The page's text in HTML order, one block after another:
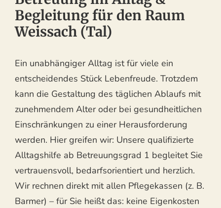
Begleitung für den Raum
Weissach (Tal)
Ein unabhängiger Alltag ist für viele ein
entscheidendes Stück Lebenfreude. Trotzdem
kann die Gestaltung des täglichen Ablaufs mit
zunehmendem Alter oder bei gesundheitlichen
Einschränkungen zu einer Herausforderung
werden. Hier greifen wir: Unsere qualifizierte
Alltagshilfe ab Betreuungsgrad 1 begleitet Sie
vertrauensvoll, bedarfsorientiert und herzlich.
Wir rechnen direkt mit allen Pflegekassen (z. B.
Barmer) – für Sie heißt das: keine Eigenkosten